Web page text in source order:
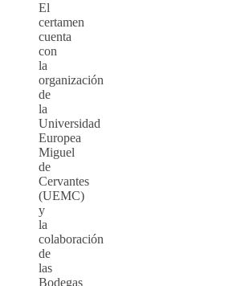
El
certamen
cuenta
con
la
organización
de
la
Universidad
Europea
Miguel
de
Cervantes
(UEMC)
y
la
colaboración
de
las
Bodegas